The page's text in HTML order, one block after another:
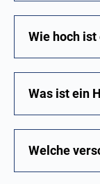
Wie hoch
Was ist ein
Welche